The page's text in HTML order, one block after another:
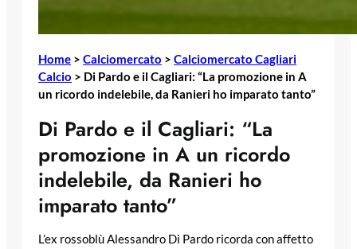
Home > Calciomercato > Calciomercato Cagliari
Calcio > Di Pardo e il Cagliari: “La promozione in A
un ricordo indelebile, da Ranieri ho imparato tanto”
Di Pardo e il Cagliari: “La
promozione in A un ricordo
indelebile, da Ranieri ho
imparato tanto”
L’ex rossoblù Alessandro Di Pardo ricorda con affetto